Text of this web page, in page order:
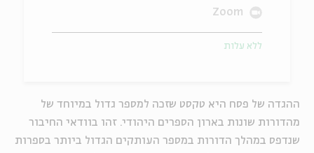
ההגדה של פסח היא טקסט שזכה למספר גדול במיוחד של
מהדורות שונות בארון הספרים היהודי. זהו בוודאי החיבור
שנדפס במהלך הדורות במספר העותקים הגדול ביותר בספרות
Zoom
ללא עלות